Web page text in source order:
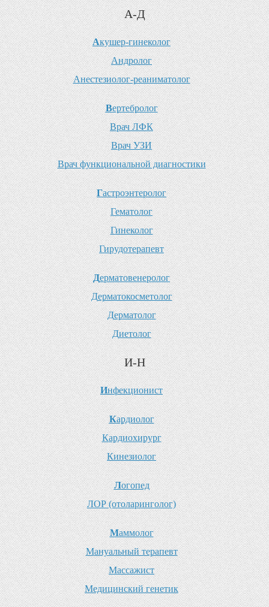
А-Д
Акушер-гинеколог
Андролог
Анестезиолог-реаниматолог
Вертебролог
Врач ЛФК
Врач УЗИ
Врач функциональной диагностики
Гастроэнтеролог
Гематолог
Гинеколог
Гирудотерапевт
Дерматовенеролог
Дерматокосметолог
Дерматолог
Диетолог
И-Н
Инфекционист
Кардиолог
Кардиохирург
Кинезиолог
Логопед
ЛОР (отоларинголог)
Маммолог
Мануальный терапевт
Массажист
Медицинский генетик